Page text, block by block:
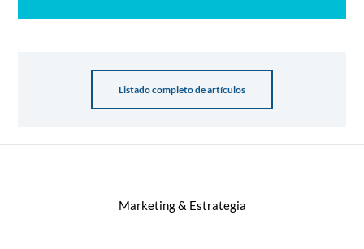
Listado completo de artículos
Marketing & Estrategia